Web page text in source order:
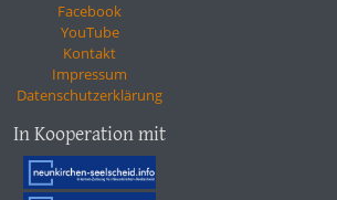
Facebook
YouTube
Kontakt
Impressum
Datenschutzerklärung
In Kooperation mit